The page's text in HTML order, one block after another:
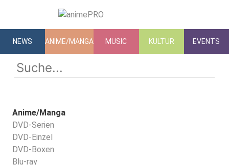
NEWS ANIME/MANGA MUSIC KULTUR EVENTS
Anime/Manga
DVD-Serien
DVD-Einzel
DVD-Boxen
Blu-ray